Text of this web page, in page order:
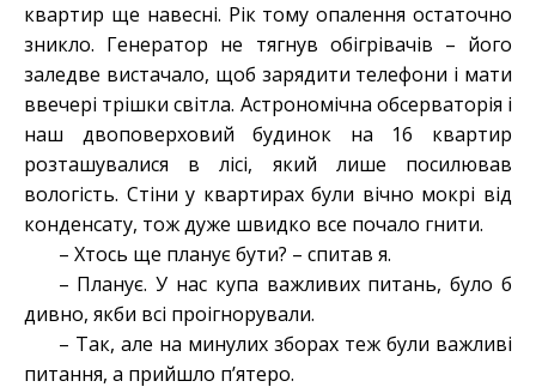
квартир ще навесні. Рік тому опалення остаточно
зникло. Генератор не тягнув обігрівачів – його
заледве вистачало, щоб зарядити телефони і мати
ввечері трішки світла. Астрономічна обсерваторія і
наш двоповерховий будинок на 16 квартир
розташувалися в лісі, який лише посилював
вологість. Стіни у квартирах були вічно мокрі від
конденсату, тож дуже швидко все почало гнити.
– Хтось ще планує бути? – спитав я.
– Планує. У нас купа важливих питань, було б
дивно, якби всі проігнорували.
– Так, але на минулих зборах теж були важливі
питання, а прийшло п’ятеро.